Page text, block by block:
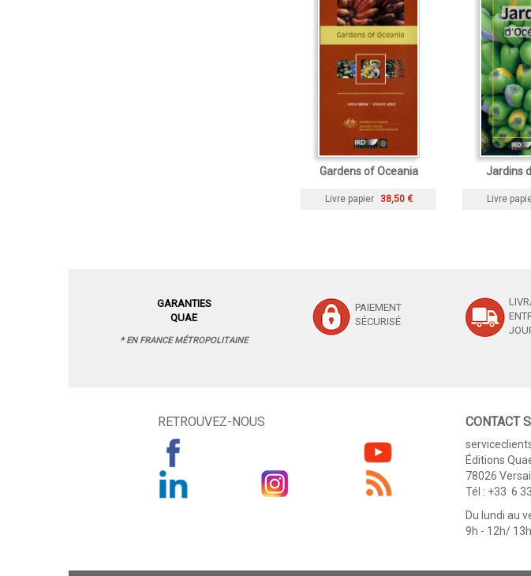
Gardens of Oceania
Livre papier 38,50 €
Jardins
Livre
GARANTIES
QUAE
* EN FRANCE MÉTROPOLITAINE
PAIEMENT
SÉCURISÉ
RETROUVEZ-NOUS CONTACT
Éditions
78026
Tél : +33 6
Du lundi au
9h - 12h/